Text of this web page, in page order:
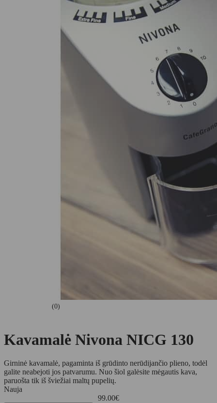
(0)
Kavamalė Nivona NICG 130
Girninė kavamalė, pagaminta iš grūdinto nerūdijančio plieno, todėl
galite neabejoti jos patvarumu. Nuo šiol galėsite mėgautis kava,
paruošta tik iš šviežiai maltų pupelių.
Nauja
99.00€